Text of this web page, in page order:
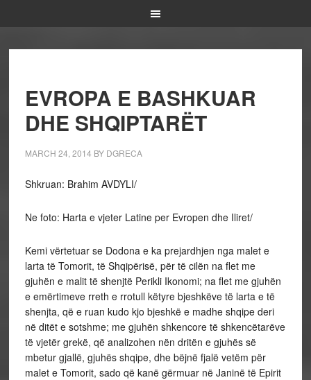
EVROPA E BASHKUAR
DHE SHQIPTARËT
MARCH 24, 2014 BY DGRECA
Shkruan: Brahim AVDYLI/
Ne foto: Harta e vjeter Latine per Evropen dhe Iliret/
Kemi vërtetuar se Dodona e ka prejardhjen nga malet e
larta të Tomorit, të Shqipërisë, për të cilën na flet me
gjuhën e malit të shenjtë Perikli Ikonomi; na flet me gjuhën
e emërtimeve rreth e rrotull këtyre bjeshkëve të larta e të
shenjta, që e ruan kudo kjo bjeshkë e madhe shqipe deri
në ditët e sotshme; me gjuhën shkencore të shkencëtarëve
të vjetër grekë, që analizohen nën dritën e gjuhës së
mbetur gjallë, gjuhës shqipe, dhe bëjnë fjalë vetëm për
malet e Tomorit, sado që kanë gërmuar në Janinë të Epirit